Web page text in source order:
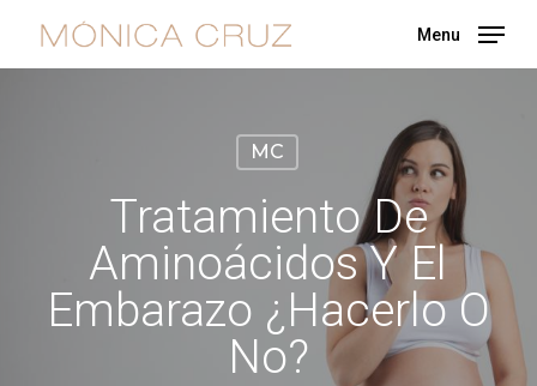
Menu
MC
Tratamiento De
Aminoácidos Y El
Embarazo ¿Hacerlo O
No?